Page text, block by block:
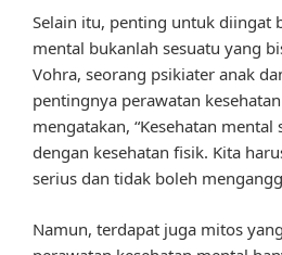
Selain itu, penting untuk diingat
mental bukanlah sesuatu yang
Vohra, seorang psikiater anak
pentingnya perawatan
mengatakan, “Kesehatan
dengan kesehatan fisik. Kita
serius dan tidak boleh
Namun, terdapat juga mitos